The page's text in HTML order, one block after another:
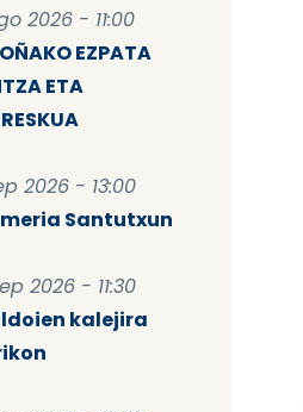
2026 - 11:00
EZPATA
ETA
2026 - 13:00
Santutxun
2026 - 11:30
kalejira